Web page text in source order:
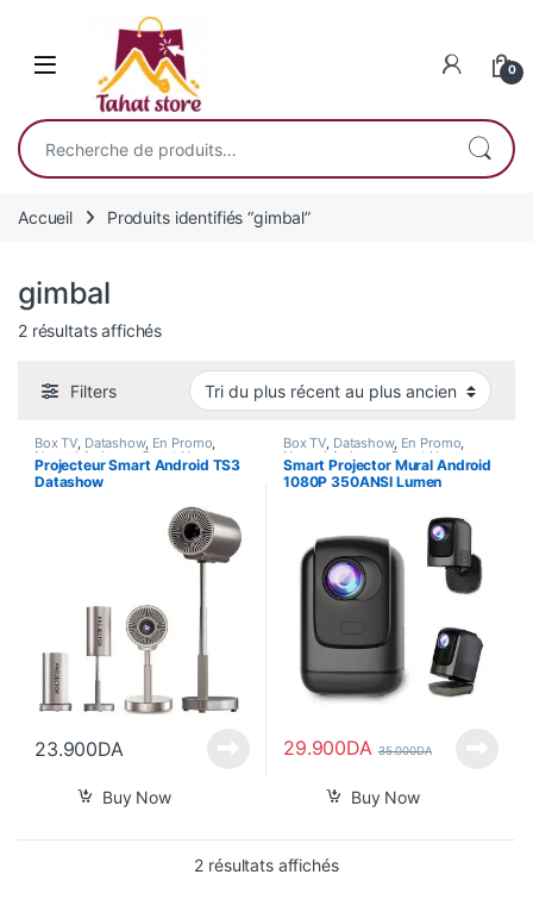
0
Recherche pour :
Accueil Produits identifiés “gimbal”
gimbal
2 résultats affichésTrié du plus récent au plus ancien
Filters
Box TV, Datashow, En Promo,
Nouvel Arrivage Smart Home
Projecteur Smart Android TS3
Datashow
23.900DA
Buy Now
Box TV, Datashow, En Promo,
Nouvel Arrivage Smart Home
Smart Projector Mural Android
1080P 350ANSI Lumen
29.900DA 35.000DA
Buy Now
2 résultats affichésTrié du plus récent au